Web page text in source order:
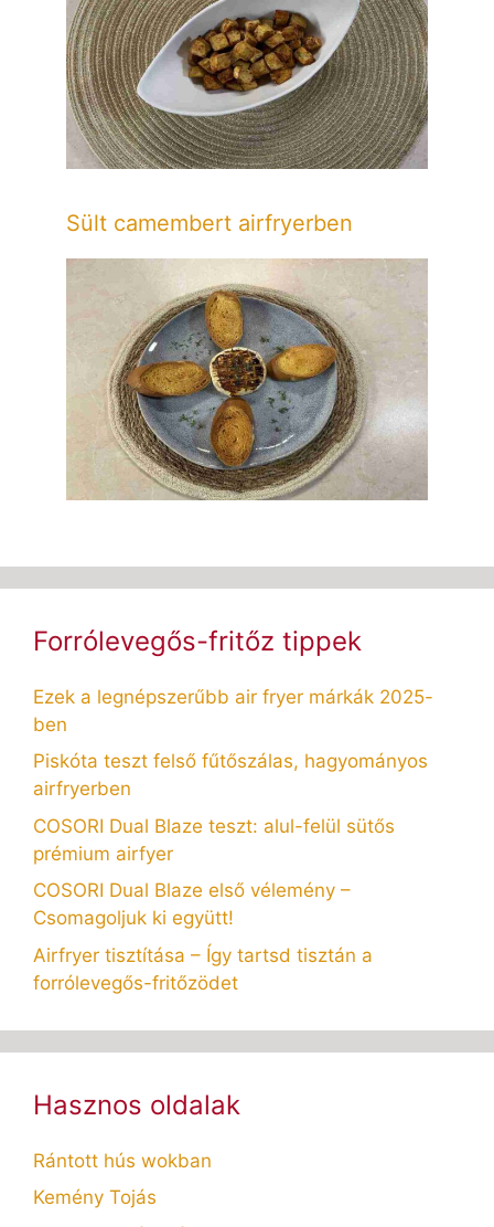
Sült camembert airfryerben
Forrólevegős-fritőz tippek
Ezek a legnépszerűbb air fryer márkák 2025-
ben
Piskóta teszt felső fűtőszálas, hagyományos
airfryerben
COSORI Dual Blaze teszt: alul-felül sütős
prémium airfyer
COSORI Dual Blaze első vélemény –
Csomagoljuk ki együtt!
Airfryer tisztítása – Így tartsd tisztán a
forrólevegős-fritőzödet
Hasznos oldalak
Rántott hús wokban
Kemény Tojás